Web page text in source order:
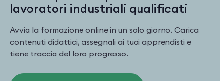
lavoratori industriali qualificati
Avvia la formazione online in un solo giorno. Carica
contenuti didattici, assegnali ai tuoi apprendisti e
tiene traccia del loro progresso.